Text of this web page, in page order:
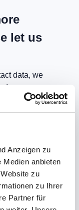
Anzeigen zu
Medien anbieten
zu
zu Ihrer
Partner für
let us
data, we